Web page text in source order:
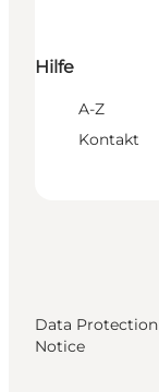
Hilfe
A-Z
Kontakt
Data Protection
Notice